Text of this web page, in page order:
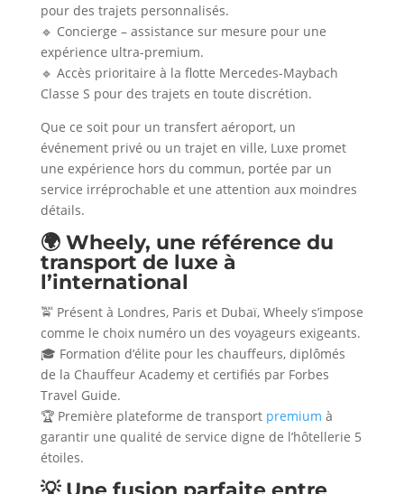
pour des trajets personnalisés.
🔹 Concierge – assistance sur mesure pour une
expérience ultra-premium.
🔹 Accès prioritaire à la flotte Mercedes-Maybach
Classe S pour des trajets en toute discrétion.
Que ce soit pour un transfert aéroport, un
événement privé ou un trajet en ville, Luxe promet
une expérience hors du commun, portée par un
service irréprochable et une attention aux moindres
détails.
🌍 Wheely, une référence du
transport de luxe à
l’international
🚖 Présent à Londres, Paris et Dubaï, Wheely s’impose
comme le choix numéro un des voyageurs exigeants.
🎓 Formation d’élite pour les chauffeurs, diplômés
de la Chauffeur Academy et certifiés par Forbes
Travel Guide.
🏆 Première plateforme de transport premium à
garantir une qualité de service digne de l’hôtellerie 5
étoiles.